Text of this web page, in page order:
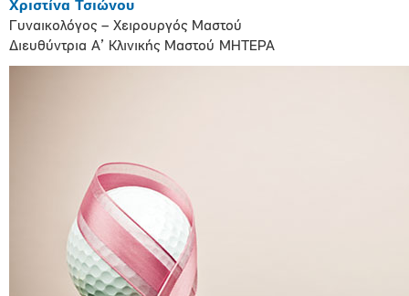
Χριστίνα Τσιώνου
Γυναικολόγος – Χειρουργός Μαστού
Διευθύντρια Α’ Κλινικής Μαστού ΜΗΤΕΡΑ